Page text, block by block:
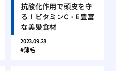
抗酸化作用で頭皮を守
る！ビタミンC・E豊富
な美髪食材
2023.09.28
薄毛